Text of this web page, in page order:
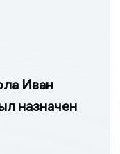
Иван
назначен